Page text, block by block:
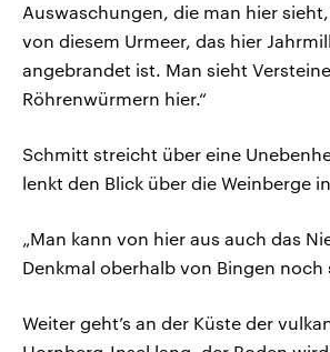
Auswaschungen, die man hier
von diesem Urmeer, das hier
angebrandet ist. Man sieht
Röhrenwürmern hier.“
Schmitt streicht über eine
lenkt den Blick über die Weinberge
„Man kann von hier aus auch das
Denkmal oberhalb von Bingen noch
Weiter geht’s an der Küste der